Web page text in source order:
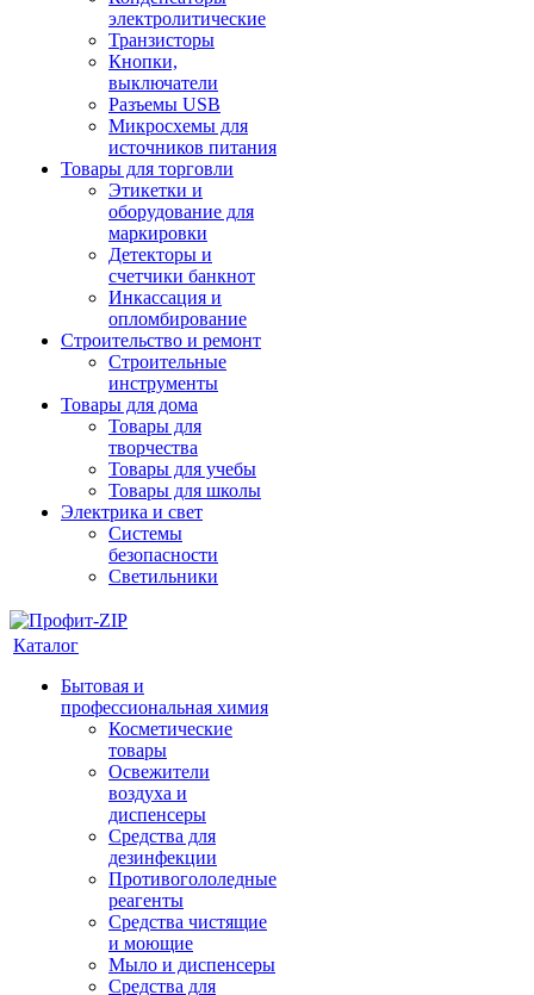
электролитические
Транзисторы
Кнопки,
выключатели
Разъемы USB
Микросхемы для
источников питания
Товары для торговли
Этикетки и
оборудование для
маркировки
Детекторы и
счетчики банкнот
Инкассация и
опломбирование
Строительство и ремонт
Строительные
инструменты
Товары для дома
Товары для
творчества
Товары для учебы
Товары для школы
Электрика и свет
Системы
безопасности
Светильники
Каталог
Бытовая и
профессиональная химия
Косметические
товары
Освежители
воздуха и
диспенсеры
Средства для
дезинфекции
Противогололедные
реагенты
Средства чистящие
и моющие
Мыло и диспенсеры
Средства для